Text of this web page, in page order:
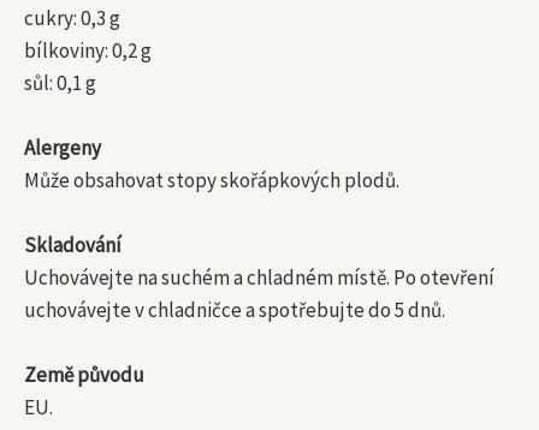
cukry: 0,3 g
bílkoviny: 0,2 g
sůl: 0,1 g
Alergeny
Může obsahovat stopy skořápkových plodů.
Skladování
Uchovávejte na suchém a chladném místě. Po otevření
uchovávejte v chladničce a spotřebujte do 5 dnů.
Země původu
EU.